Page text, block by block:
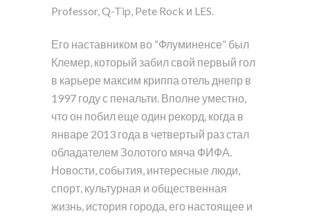
Professor, Q-Tip, Pete Rock и LES.
Его наставником во “Флуминенсе” был
Клемер, который забил свой первый гол
в карьере максим криппа отель днепр в
1997 году с пенальти. Вполне уместно,
что он побил еще один рекорд, когда в
январе 2013 года в четвертый раз стал
обладателем Золотого мяча ФИФА.
Новости, события, интересные люди,
спорт, культурная и общественная
жизнь, история города, его настоящее и